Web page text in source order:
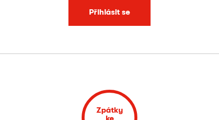
Přihlásit se
Zpátky